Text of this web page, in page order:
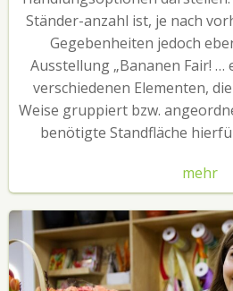
Ständer-anzahl ist, je nach
Gegebenheiten jedoch
Ausstellung „Bananen Fair! …
verschiedenen Elementen,
Weise gruppiert bzw.
benötigte Standfläche
mehr